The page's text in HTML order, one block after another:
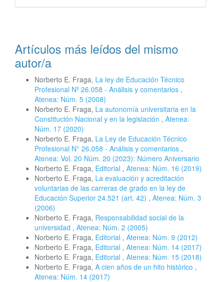
Artículos más leídos del mismo
autor/a
Norberto E. Fraga, La ley de Educación Técnico
Profesional Nº 26.058 - Análisis y comentarios ,
Atenea: Núm. 5 (2008)
Norberto E. Fraga, La autonomía universitaria en la
Constitución Nacional y en la legislación , Atenea:
Núm. 17 (2020)
Norberto E. Fraga, La Ley de Educación Técnico
Profesional N° 26.058 ‐ Análisis y comentarios ,
Atenea: Vol. 20 Núm. 20 (2023): Número Aniversario
Norberto E. Fraga, Editorial , Atenea: Núm. 16 (2019)
Norberto E. Fraga, La evaluación y acreditación
voluntarias de las carreras de grado en la ley de
Educación Superior 24.521 (art. 42) , Atenea: Núm. 3
(2006)
Norberto E. Fraga, Responsabilidad social de la
universidad , Atenea: Núm. 2 (2005)
Norberto E. Fraga, Editorial , Atenea: Núm. 9 (2012)
Norberto E. Fraga, Editorial , Atenea: Núm. 14 (2017)
Norberto E. Fraga, Editorial , Atenea: Núm. 15 (2018)
Norberto E. Fraga, A cien años de un hito histórico ,
Atenea: Núm. 14 (2017)